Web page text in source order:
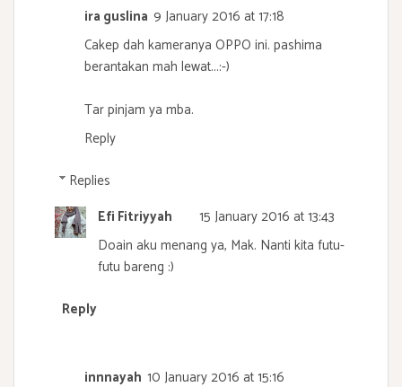
ira guslina 9 January 2016 at 17:18
Cakep dah kameranya OPPO ini. pashima
berantakan mah lewat...:-)
Tar pinjam ya mba.
Reply
Replies
Efi Fitriyyah
15 January 2016 at 13:43
Doain aku menang ya, Mak. Nanti kita futu-
futu bareng :)
Reply
innnayah 10 January 2016 at 15:16